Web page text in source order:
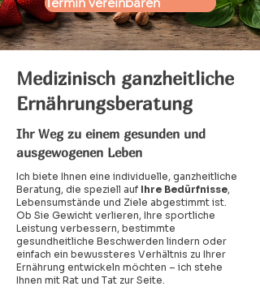
Medizinisch ganzheitliche
Ernährungsberatung
Ihr Weg zu einem gesunden und
ausgewogenen Leben
Ich biete Ihnen eine individuelle, ganzheitliche
Beratung, die speziell auf Ihre Bedürfnisse,
Lebensumstände und Ziele abgestimmt ist.
Ob Sie Gewicht verlieren, Ihre sportliche
Leistung verbessern, bestimmte
gesundheitliche Beschwerden lindern oder
einfach ein bewussteres Verhältnis zu Ihrer
Ernährung entwickeln möchten – ich stehe
Ihnen mit Rat und Tat zur Seite.